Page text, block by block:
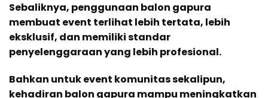
Sebaliknya, penggunaan balon gapura
membuat event terlihat lebih tertata, lebih
eksklusif, dan memiliki standar
penyelenggaraan yang lebih profesional.
Bahkan untuk event komunitas sekalipun,
kehadiran balon gapura mampu meningkatkan